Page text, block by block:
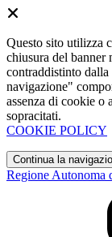
Questo sito utilizza
chiusura del banner
contraddistinto
navigazione"
assenza di cookie o
sopracitati.
COOKIE POLICY
Continua la
Regione Autonoma